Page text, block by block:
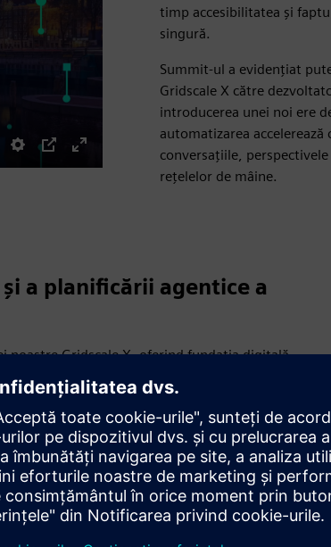
Settings
PIP
Enter
timp accesibilitatea și
singură.
Summit-ul a evidențiat
Gridscale X către
introducerea unei noi ere
automatizarea
conversațiile,
rețelelor de mâine.
a planificării agentice a
noastre Gridscale X, oferind fundația digitală
complexitate crescândă la scară.
extinzând aceleași principii unificate ale
X - deblocând viitorul planificării agentice
largă ca reper global pentru planificarea
a unei experiențe moderne pentru utilizatori,
să lucreze mai rapid sub presiunea din ce în
transmisiei.